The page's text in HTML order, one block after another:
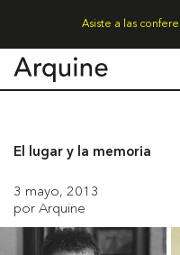
Asiste a las
El lugar y la memoria
3 mayo, 2013
por Arquine